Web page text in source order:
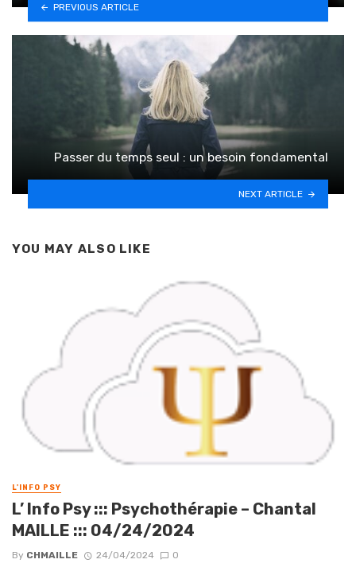
PREVIOUS ARTICLE
Passer du temps seul : un besoin fondamental
NEXT ARTICLE
YOU MAY ALSO LIKE
L'INFO PSY
L’ Info Psy ::: Psychothérapie – Chantal
MAILLE ::: 04/24/2024
By CHMAILLE 24/04/2024 0